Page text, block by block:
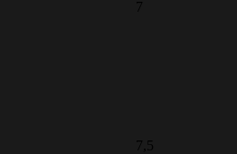
7
7,5